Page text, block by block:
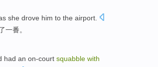
she drove him to the airport
一番。
had an on-court squabble with